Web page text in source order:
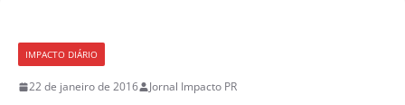
IMPACTO DIÁRIO
22 de janeiro de 2016 Jornal Impacto PR